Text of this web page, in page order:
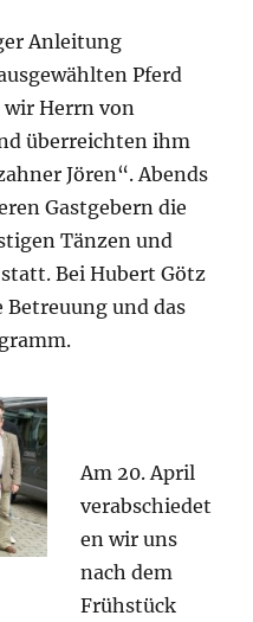
Anleitung
Pferd
wir Herrn von
überreichten ihm
Jören“. Abends
Gastgebern die
Tänzen und
Bei Hubert Götz
und das
Am 20. April
verabschiedet
en wir uns
nach dem
Frühstück